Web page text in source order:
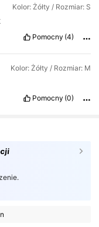
Kolor: Żółty / Rozmiar: S
Pomocny (4)
Kolor: Żółty / Rozmiar: M
Pomocny (0)